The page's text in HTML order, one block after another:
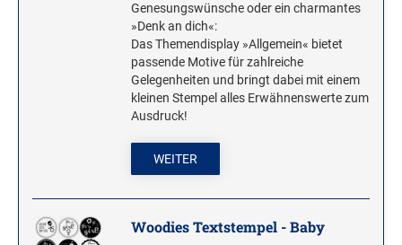
TYPOMATIC TEXT- UND DATUMSTEMPEL
TRODAT CREATIVE MINI DEUTSCH
Trodat Creative Mini set deutsch
Trodat Creative Mini einzeln deutsch
TRODAT VINTAGE STEMPEL
Genesungswünsche oder ein charmantes
»Denk an dich«:
Das Themendisplay »Allgemein« bietet
passende Motive für zahlreiche
Gelegenheiten und bringt dabei mit einem
kleinen Stempel alles Erwähnenswerte zum
Ausdruck!
WEITER
Woodies Textstempel - Baby